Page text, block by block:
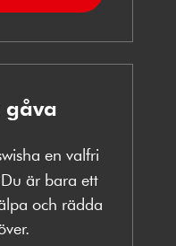
gåva
en valfri
är bara ett
och rädda